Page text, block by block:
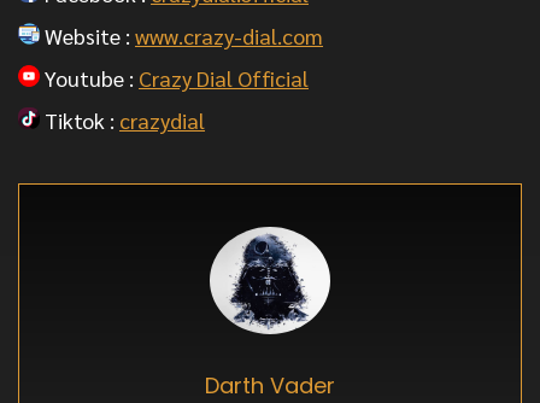
Website : www.crazy-dial.com
Youtube : Crazy Dial Official
Tiktok : crazydial
Darth Vader